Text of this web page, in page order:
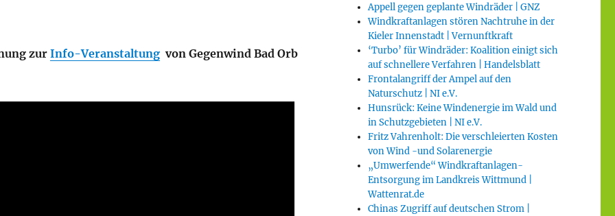
zurInfo-Veranstaltung von Gegenwind Bad Orb
Appell gegen geplante Windräder | GNZ
Windkraftanlagen stören Nachtruhe in der
Kieler Innenstadt | Vernunftkraft
‘Turbo’ für Windräder: Koalition einigt sich
auf schnellere Verfahren | Handelsblatt
Frontalangriff der Ampel auf den
Naturschutz | NI e.V.
Hunsrück: Keine Windenergie im Wald und
in Schutzgebieten | NI e.V.
Fritz Vahrenholt: Die verschleierten Kosten
von Wind -und Solarenergie
„Umwerfende“ Windkraftanlagen-
Entsorgung im Landkreis Wittmund |
Wattenrat.de
Chinas Zugriff auf deutschen Strom |